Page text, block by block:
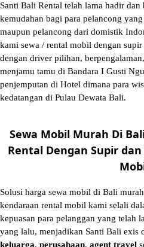
Santi Bali Rental telah lama hadir
kemudahan bagi para pelancong
maupun pelancong dari domistik
kami sewa / rental mobil dengan
dengan driver pilihan,
menjamu tamu di Bandara I Gusti
penjemputan di Hotel dimana para
kedatangan di Pulau Dewata Bali.
Sewa Mobil Murah Di
Rental Dengan Supir
Solusi harga sewa mobil di Bali murah
kendaraan rental mobil kami selali
kepuasan para pelanggan yang telah
yang lalu, menjadikan Santi Bali exis
keluarga, perusahaan, agent travel